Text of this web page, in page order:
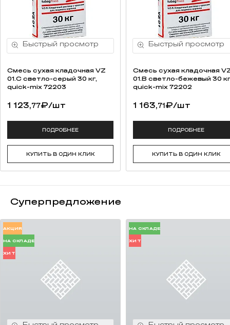
Смесь cухая кладочная VZ
01.C светло-серый 30 кг,
quick-mix 72203
1 123,77₽/шт
ПОДРОБНЕЕ
КУПИТЬ В ОДИН КЛИК
Смесь cухая кладочная
01.B светло-бежевый 30
quick-mix 72202
1 163,71₽/шт
ПОДРОБНЕЕ
КУПИТЬ В ОДИН КЛИК
Суперпредложение
АКЦИЯ
НА СКЛАДЕ
ХИТ
НА СКЛАДЕ
ХИТ